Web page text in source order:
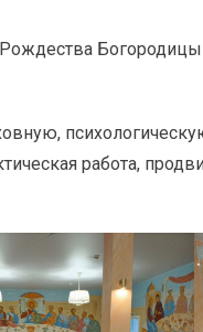
работа,